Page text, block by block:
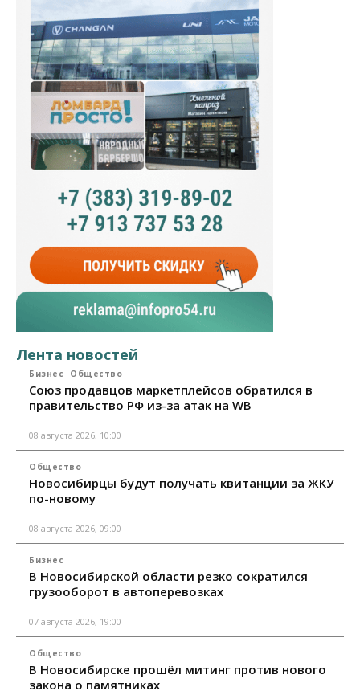
Лента новостей
Бизнес Общество
Союз продавцов маркетплейсов обратился в
правительство РФ из-за атак на WB
08 августа 2026, 10:00
Общество
Новосибирцы будут получать квитанции за ЖКУ
по-новому
08 августа 2026, 09:00
Бизнес
В Новосибирской области резко сократился
грузооборот в автоперевозках
07 августа 2026, 19:00
Общество
В Новосибирске прошёл митинг против нового
закона о памятниках